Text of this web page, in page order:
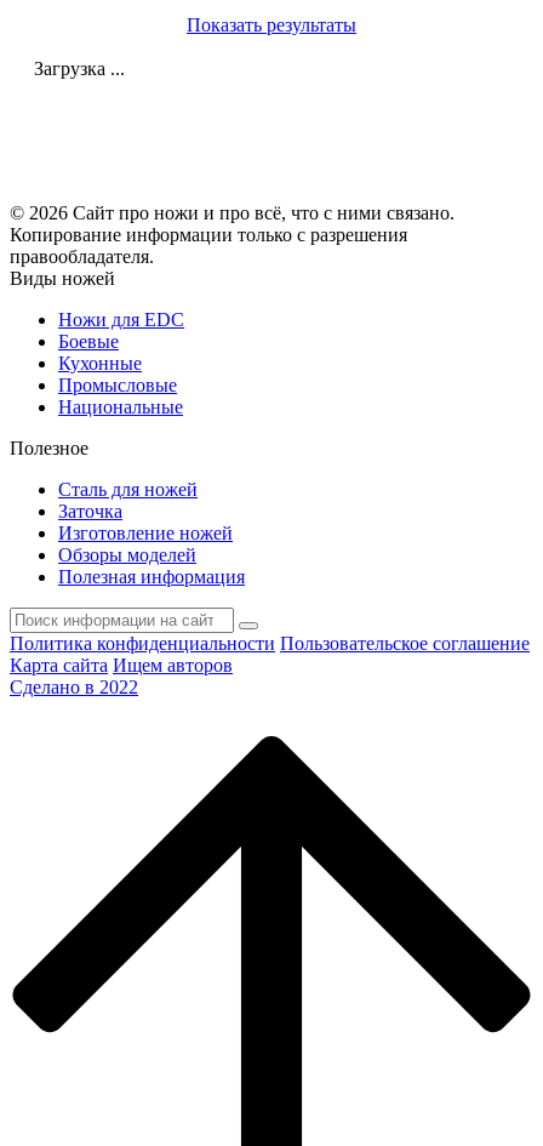
Показать результаты
Загрузка ...
© 2026 Сайт про ножи и про всё, что с ними связано.
Копирование информации только с разрешения
правообладателя.
Виды ножей
Ножи для EDC
Боевые
Кухонные
Промысловые
Национальные
Полезное
Сталь для ножей
Заточка
Изготовление ножей
Обзоры моделей
Полезная информация
Политика конфиденциальности Пользовательское соглашение
Карта сайта Ищем авторов
Сделано в 2022